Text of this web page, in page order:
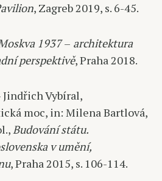
, Zagreb 2019, s. 6-45.
1937– architektura
perspektivě, Praha 2018.
Jindřich Vybíral,
moc, in: Milena Bartlová,
Budování státu.
v umění,
, Praha 2015, s. 106-114.